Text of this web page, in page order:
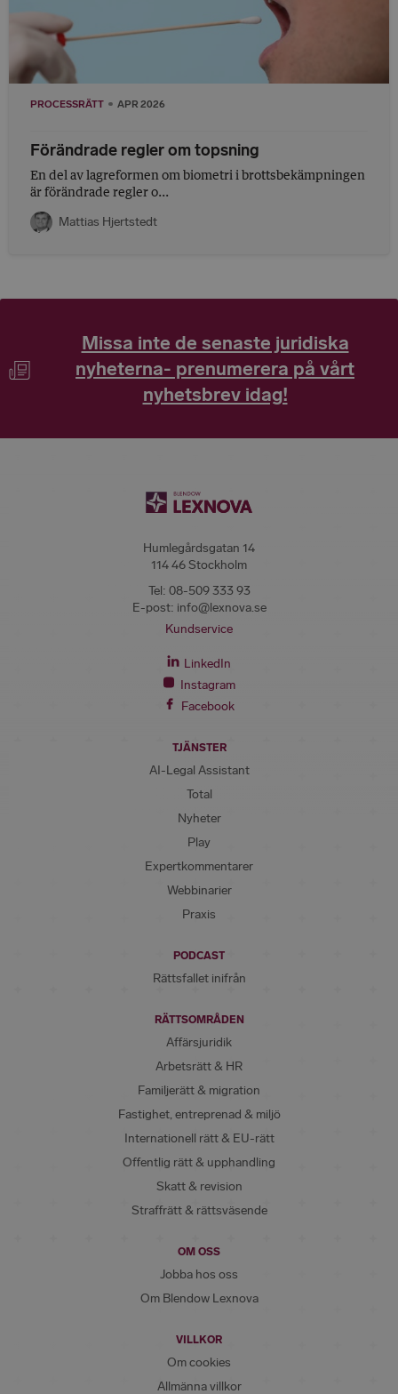
PROCESSRÄTT APR 2026
Förändrade regler om topsning
En del av lagreformen om biometri i brottsbekämpningen
är förändrade regler o...
Mattias Hjertstedt
Missa inte de senaste juridiska
nyheterna- prenumerera på vårt
nyhetsbrev idag!
Humlegårdsgatan 14
114 46 Stockholm
Tel: 08-509 333 93
E-post: info@lexnova.se
Kundservice
LinkedIn
Instagram
Facebook
TJÄNSTER
AI-Legal Assistant
Total
Nyheter
Play
Expertkommentarer
Webbinarier
Praxis
PODCAST
Rättsfallet inifrån
RÄTTSOMRÅDEN
Affärsjuridik
Arbetsrätt & HR
Familjerätt & migration
Fastighet, entreprenad & miljö
Internationell rätt & EU-rätt
Offentlig rätt & upphandling
Skatt & revision
Straffrätt & rättsväsende
OM OSS
Jobba hos oss
Om Blendow Lexnova
VILLKOR
Om cookies
Allmänna villkor